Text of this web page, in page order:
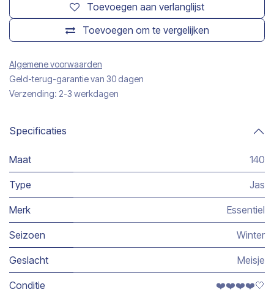
Toevoegen om te vergelijken
Toevoegen aan verlanglijst
Algemene voorwaarden
Geld-terug-garantie van 30 dagen
Verzending: 2-3 werkdagen
Specificaties
Maat 140
Type Jas
Merk Essentiel
Seizoen Winter
Geslacht Meisje
Conditie ❤️❤️❤️❤️🤍